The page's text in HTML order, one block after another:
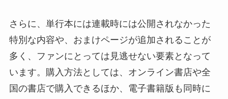
さらに、単行本には連載時には公開されなかった
特別な内容や、おまけページが追加されることが
多く、ファンにとっては見逃せない要素となって
います。購入方法としては、オンライン書店や全
国の書店で購入できるほか、電子書籍版も同時に